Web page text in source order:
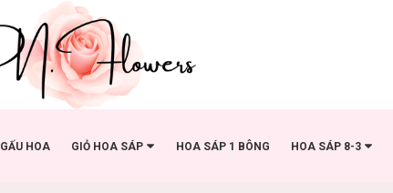
GẤU HOA GIỎ HOA SÁP HOA SÁP 1 BÔNG HOA SÁP 8-3